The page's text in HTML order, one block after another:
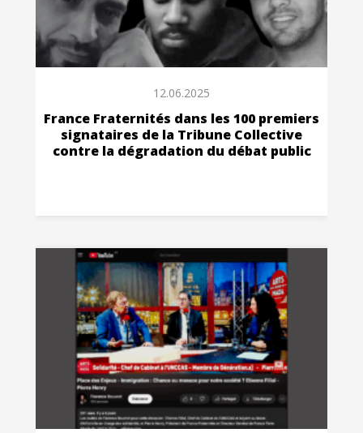
12.06.2025
France Fraternités dans les 100 premiers
signataires de la Tribune Collective
contre la dégradation du débat public